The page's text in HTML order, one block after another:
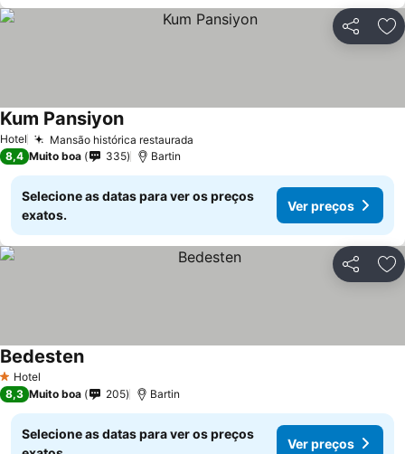
Partilhar
Hotel Mansão histórica restaurada
Kum Pansiyon
8,4 Muito boa 335 Bartin
Selecione as datas para ver os preços
exatos.
Ver preços
Partilhar
1 Estrelas
Hotel
Bedesten
8,3 Muito boa 205 Bartin
Selecione as datas para ver os preços
Ver preços